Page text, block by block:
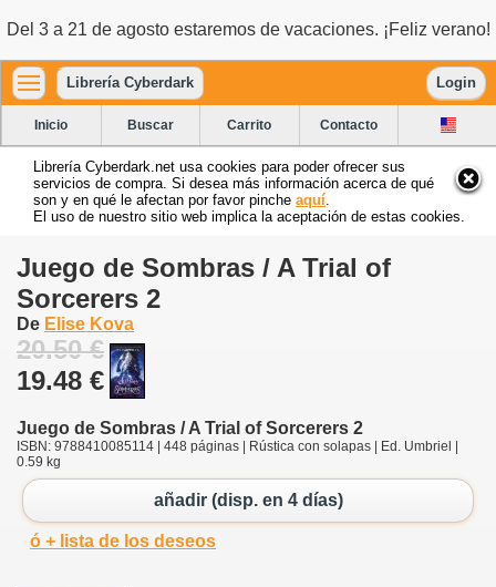
Del 3 a 21 de agosto estaremos de vacaciones. ¡Feliz verano!
Librería Cyberdark Login
Inicio Buscar Carrito Contacto
Librería Cyberdark.net usa cookies para poder ofrecer sus
servicios de compra. Si desea más información acerca de qué
son y en qué le afectan por favor pinche aquí
El uso de nuestro sitio web implica la aceptación de estas cookies.
Juego de Sombras / A Trial of
Sorcerers 2
De Elise Kova
20.50 €
19.48 €
Juego de Sombras / A Trial of Sorcerers 2
ISBN: 9788410085114 | 448 páginas | Rústica con solapas | Ed. Umbriel |
0.59 kg
añadir (disp. en 4 días)
ó + lista de los deseos